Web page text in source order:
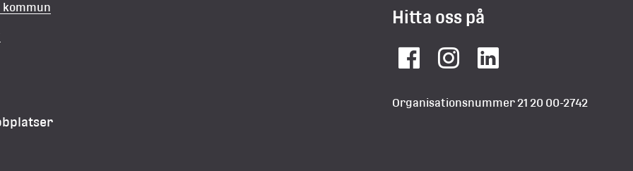
kommun
Hitta oss på
FacebookInstagramLinkedIn
Organisationsnummer 21 20 00-2742